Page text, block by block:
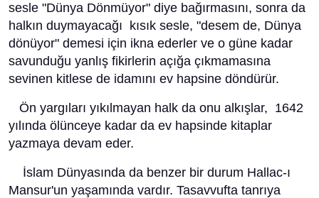
sesle "Dünya Dönmüyor" diye bağırmasını, sonra da
halkın duymayacağı kısık sesle, "desem de, Dünya
dönüyor" demesi için ikna ederler ve o güne kadar
savunduğu yanlış fikirlerin açığa çıkmamasına
sevinen kitlese de idamını ev hapsine döndürür.
Ön yargıları yıkılmayan halk da onu alkışlar, 1642
yılında ölünceye kadar da ev hapsinde kitaplar
yazmaya devam eder.
İslam Dünyasında da benzer bir durum Hallac-ı
Mansur'un yaşamında vardır. Tasavvufta tanrıya